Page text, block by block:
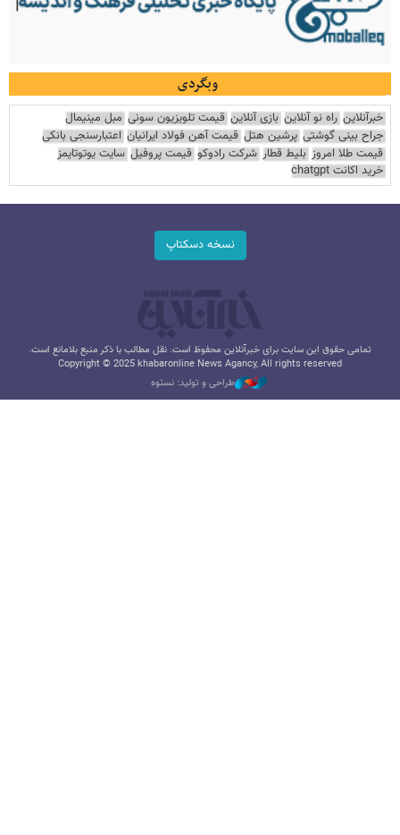
وبگردی
خبرآنلاین راه نو آنلاین بازی آنلاین قیمت تلویزیون سونی مبل مینیمال
جراح بینی گوشتی پرشین هتل قیمت آهن فولاد ایرانیان اعتبارسنجی بانکی
قیمت طلا امروز بلیط قطار شرکت رادوکو قیمت پروفیل سایت یوتوتایمز
خرید اکانت chatgpt
نسخه دسکتاپ
تمامی حقوق این سایت برای خبرآنلاین محفوظ است. نقل مطالب با ذکر منبع بلامانع است.
Copyright © 2025 khabaronline News Agancy, All rights reserved
طراحی و تولید: نستوه